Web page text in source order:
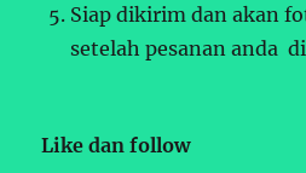
Siap dikirim dan akan
setelah pesanan anda
Like dan follow